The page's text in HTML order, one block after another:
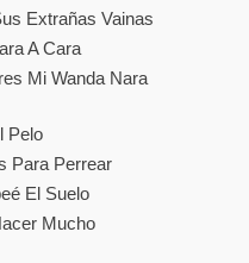
Extrañas Vainas
A Cara
Mi Wanda Nara
Pelo
Para Perrear
El Suelo
Mucho